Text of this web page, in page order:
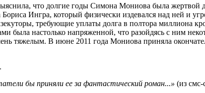
что долгие годы Симона Мониова была
Ингра, который физически издевался над ней и
требующие уплаты долга в полтора миллиона
была настолько напряженной, что разойдясь с ним
тяжелым. В июне 2011 года Мониова приняла
бы приняли ее за фантастический роман...» (из